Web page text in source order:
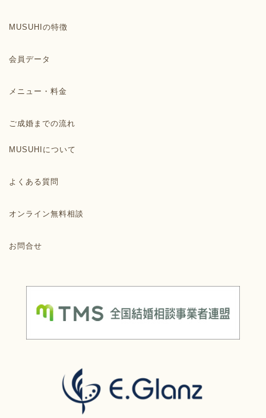
MUSUHIの特徴
会員データ
メニュー・料金
ご成婚までの流れ
MUSUHIについて
よくある質問
オンライン無料相談
お問合せ